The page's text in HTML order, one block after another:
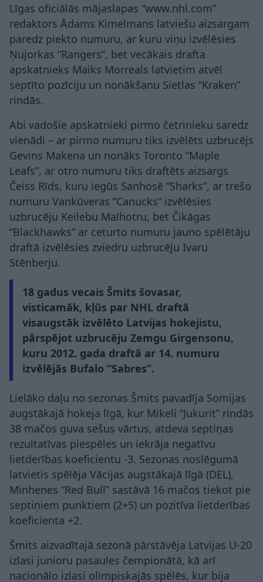
Līgas oficiālās mājaslapas “www.nhl.com”
redaktors Ādams Kimelmans latviešu aizsargam
paredz piekto numuru, ar kuru viņu izvēlēsies
Ņujorkas “Rangers”, bet vecākais drafta
apskatnieks Maiks Morreals latvietim atvēl
septīto pozīciju un nonākšanu Sietlas “Kraken”
rindās.
Abi vadošie apskatnieki pirmo četrinieku saredz
vienādi – ar pirmo numuru tiks izvēlēts uzbrucējs
Gevins Makena un nonāks Toronto “Maple
Leafs”, ar otro numuru tiks draftēts aizsargs
Čeiss Rīds, kuru iegūs Sanhosē “Sharks”, ar trešo
numuru Vankūveras “Canucks” izvēlēsies
uzbrucēju Keilebu Malhotru, bet Čikāgas
“Blackhawks” ar ceturto numuru jauno spēlētāju
draftā izvēlēsies zviedru uzbrucēju Ivaru
Stēnberju.
18 gadus vecais Šmits šovasar,
visticamāk, kļūs par NHL draftā
visaugstāk izvēlēto Latvijas hokejistu,
pārspējot uzbrucēju Zemgu Girgensonu,
kuru 2012. gada draftā ar 14. numuru
izvēlējās Bufalo “Sabres”.
Lielāko daļu no sezonas Šmits pavadīja Somijas
augstākajā hokeja līgā, kur Mikeli “Jukurit” rindās
38 mačos guva sešus vārtus, atdeva septiņas
rezultatīvas piespēles un iekrāja negatīvu
lietderības koeficientu -3. Sezonas noslēgumā
latvietis spēlēja Vācijas augstākajā līgā (DEL),
Minhenes “Red Bull” sastāvā 16 mačos tiekot pie
septiņiem punktiem (2+5) un pozitīva lietderības
koeficienta +2.
Šmits aizvadītajā sezonā pārstāvēja Latvijas U-20
izlasi junioru pasaules čempionātā, kā arī
nacionālo izlasi olimpiskajās spēlēs, kur bija